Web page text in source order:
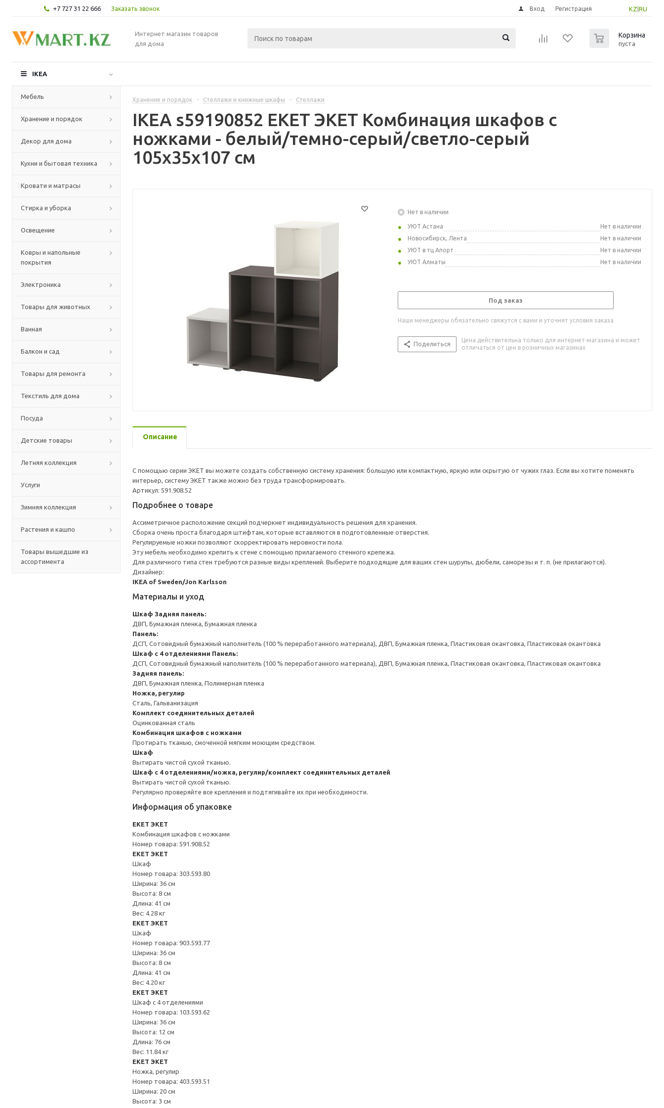
+7 727 31 22 666 Заказать звонок KZ RU
Вход Регистрация
Интернет магазин товаров
для дома
Корзина
пуста
IKEA
Мебель
Хранение и порядок
Декор для дома
Кухни и бытовая техника
Кровати и матрасы
Стирка и уборка
Освещение
Ковры и напольные
покрытия
Электроника
Товары для животных
Ванная
Балкон и сад
Товары для ремонта
Текстиль для дома
Посуда
Детские товары
Летняя коллекция
Услуги
Зимняя коллекция
Растения и кашпо
Товары вышедшие из
ассортимента
Хранение и порядок - Стеллажи и книжные шкафы - Стеллажи
IKEA s59190852 EKET ЭКЕТ Комбинация шкафов с
ножками - белый/темно-серый/светло-серый
105x35x107 см
Нет в наличии
УЮТ Астана
Нет в наличии
Новосибирск, Лента
Нет в наличии
УЮТ в тц Апорт
Нет в наличии
УЮТ Алматы
Нет в наличии
Под заказ
Наши менеджеры обязательно свяжутся с вами и уточнят условия заказа
Поделиться
Цена действительна только для интернет-магазина и может
отличаться от цен в розничных магазинах
Описание
С помощью серии ЭКЕТ вы можете создать собственную систему хранения: большую или компактную, яркую или скрытую от чужих глаз. Если вы хотите поменять
интерьер, систему ЭКЕТ также можно без труда трансформировать.
Артикул: 591.908.52
Подробнее о товаре
Ассиметричное расположение секций подчеркнет индивидуальность решения для хранения.
Сборка очень проста благодаря штифтам, которые вставляются в подготовленные отверстия.
Регулируемые ножки позволяют скорректировать неровности пола.
Эту мебель необходимо крепить к стене с помощью прилагаемого стенного крепежа.
Для различного типа стен требуются разные виды креплений. Выберите подходящие для ваших стен шурупы, дюбели, саморезы и т. п. (не прилагаются).
Дизайнер:
IKEA of Sweden/Jon Karlsson
Материалы и уход
Шкаф Задняя панель:
ДВП, Бумажная пленка, Бумажная пленка
Панель:
ДСП, Сотовидный бумажный наполнитель (100 % переработанного материала), ДВП, Бумажная пленка, Пластиковая окантовка, Пластиковая окантовка
Шкаф с 4 отделениями Панель:
ДСП, Сотовидный бумажный наполнитель (100 % переработанного материала), ДВП, Бумажная пленка, Пластиковая окантовка, Пластиковая окантовка
Задняя панель:
ДВП, Бумажная пленка, Полимерная пленка
Ножка, регулир
Сталь, Гальванизация
Комплект соединительных деталей
Оцинкованная сталь
Комбинация шкафов с ножками
Протирать тканью, смоченной мягким моющим средством.
Шкаф
Вытирать чистой сухой тканью.
Шкаф с 4 отделениями/ножка, регулир/комплект соединительных деталей
Вытирать чистой сухой тканью.
Регулярно проверяйте все крепления и подтягивайте их при необходимости.
Информация об упаковке
EKET ЭКЕТ
Комбинация шкафов с ножками
Номер товара: 591.908.52
EKET ЭКЕТ
Шкаф
Номер товара: 303.593.80
Ширина: 36 см
Высота: 8 см
Длина: 41 см
Вес: 4.28 кг
EKET ЭКЕТ
Шкаф
Номер товара: 903.593.77
Ширина: 36 см
Высота: 8 см
Длина: 41 см
Вес: 4.20 кг
EKET ЭКЕТ
Шкаф с 4 отделениями
Номер товара: 103.593.62
Ширина: 36 см
Высота: 12 см
Длина: 76 см
Вес: 11.84 кг
EKET ЭКЕТ
Ножка, регулир
Номер товара: 403.593.51
Ширина: 20 см
Высота: 3 см